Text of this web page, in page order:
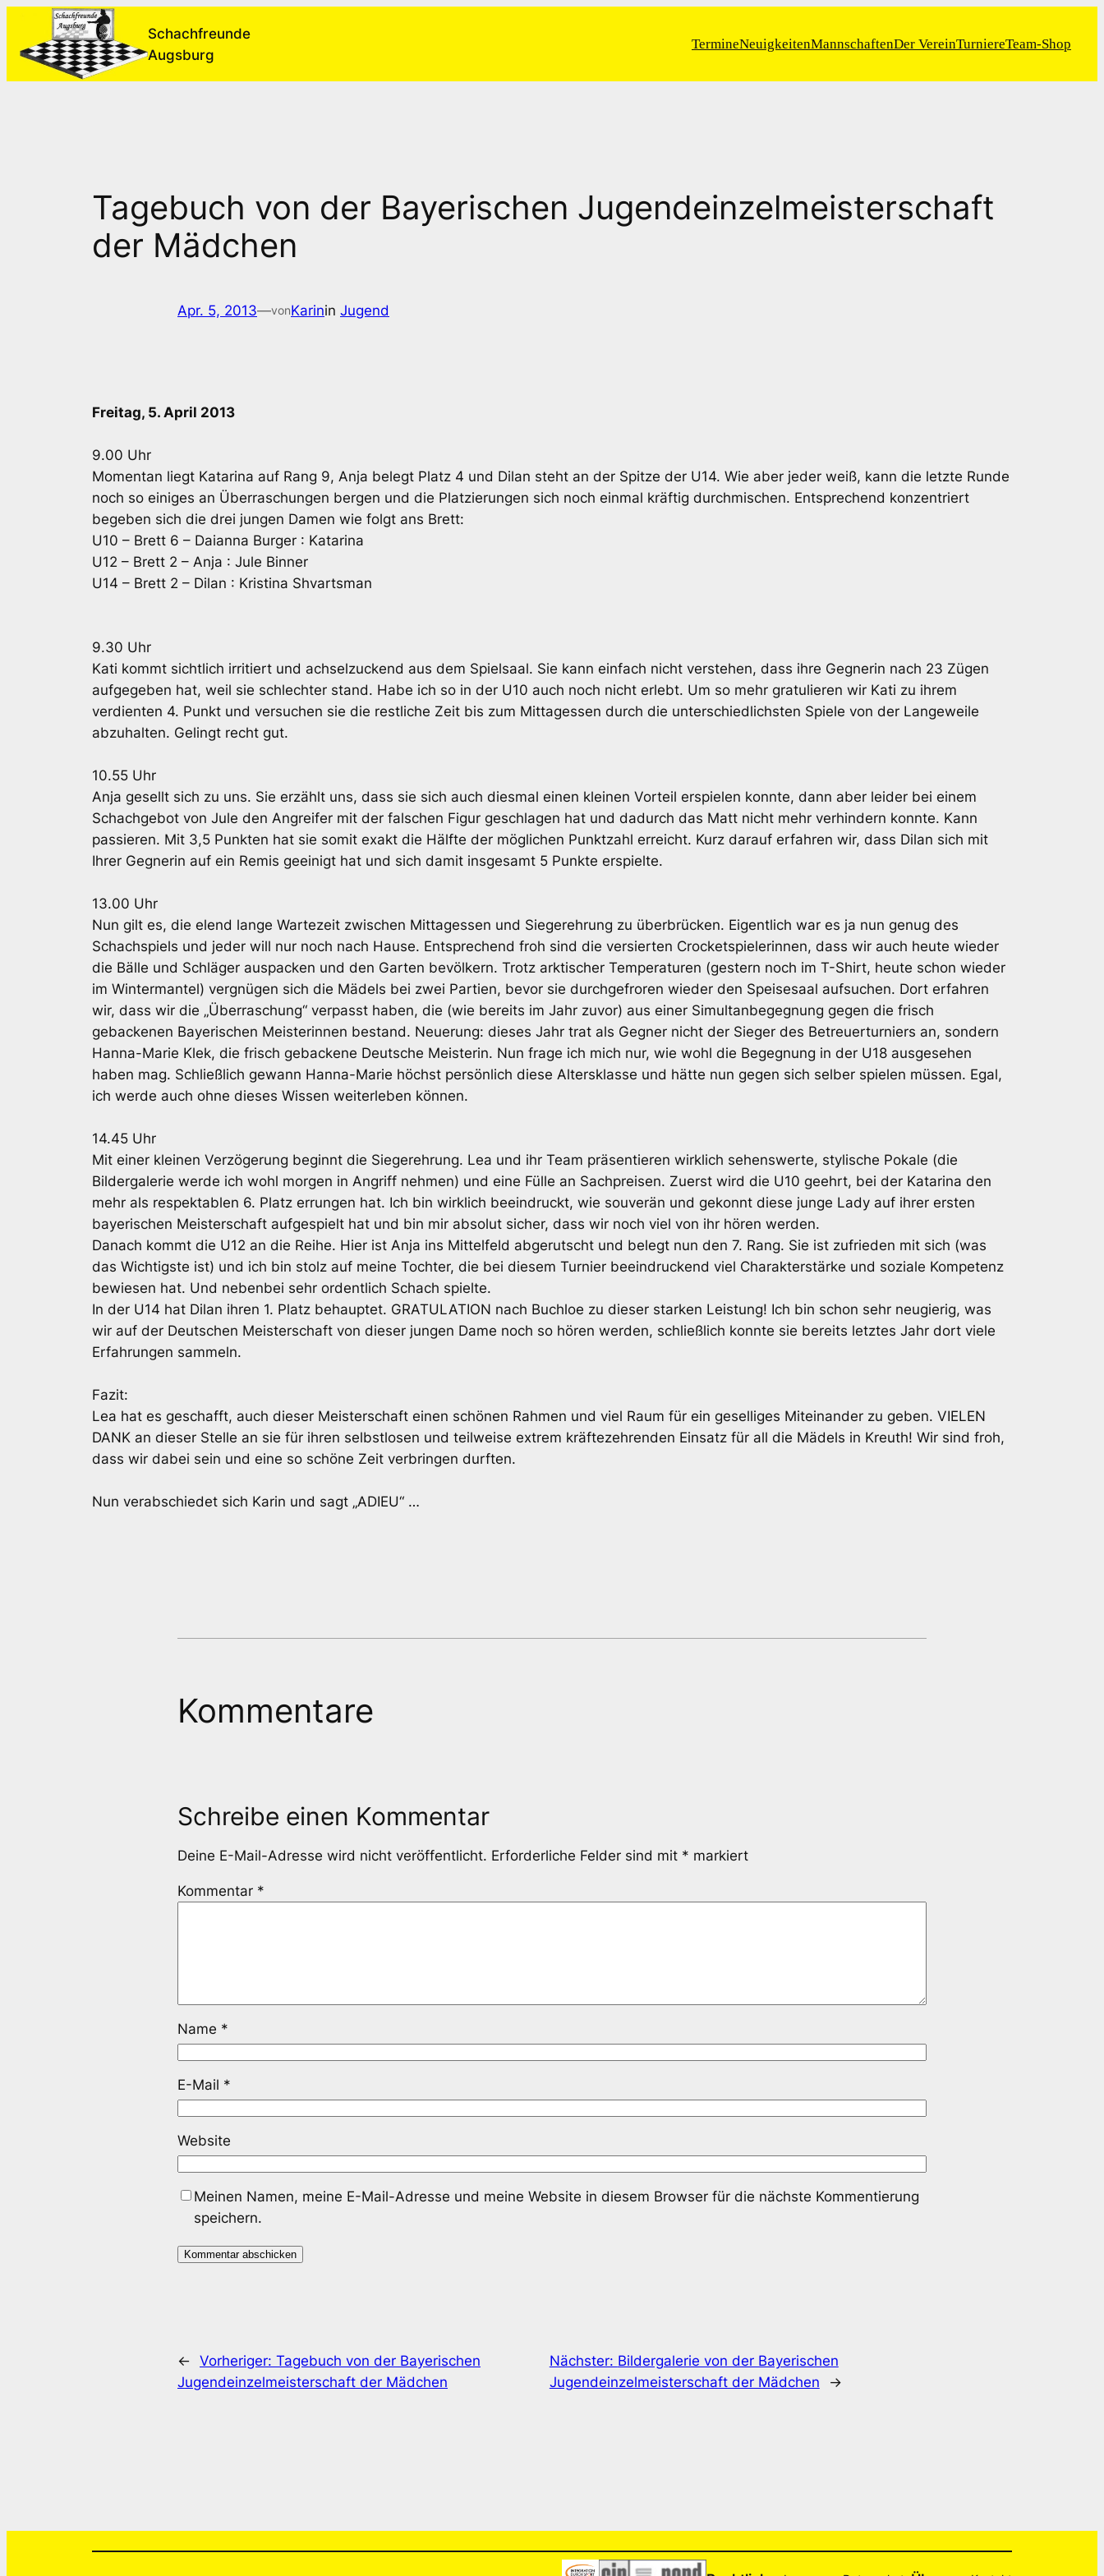
springen
Schachfreunde
Augsburg
TermineNeuigkeitenMannschaftenDer VereinTurniereTeam-Shop
Tagebuch von der Bayerischen Jugendeinzelmeisterschaft
der Mädchen
Apr. 5, 2013—vonKarinin Jugend
Freitag, 5. April 2013
9.00 Uhr
Momentan liegt Katarina auf Rang 9, Anja belegt Platz 4 und Dilan steht an der Spitze der U14. Wie aber jeder weiß, kann die letzte Runde
noch so einiges an Überraschungen bergen und die Platzierungen sich noch einmal kräftig durchmischen. Entsprechend konzentriert
begeben sich die drei jungen Damen wie folgt ans Brett:
U10 – Brett 6 – Daianna Burger : Katarina
U12 – Brett 2 – Anja : Jule Binner
U14 – Brett 2 – Dilan : Kristina Shvartsman
9.30 Uhr
Kati kommt sichtlich irritiert und achselzuckend aus dem Spielsaal. Sie kann einfach nicht verstehen, dass ihre Gegnerin nach 23 Zügen
aufgegeben hat, weil sie schlechter stand. Habe ich so in der U10 auch noch nicht erlebt. Um so mehr gratulieren wir Kati zu ihrem
verdienten 4. Punkt und versuchen sie die restliche Zeit bis zum Mittagessen durch die unterschiedlichsten Spiele von der Langeweile
abzuhalten. Gelingt recht gut.
10.55 Uhr
Anja gesellt sich zu uns. Sie erzählt uns, dass sie sich auch diesmal einen kleinen Vorteil erspielen konnte, dann aber leider bei einem
Schachgebot von Jule den Angreifer mit der falschen Figur geschlagen hat und dadurch das Matt nicht mehr verhindern konnte. Kann
passieren. Mit 3,5 Punkten hat sie somit exakt die Hälfte der möglichen Punktzahl erreicht. Kurz darauf erfahren wir, dass Dilan sich mit
Ihrer Gegnerin auf ein Remis geeinigt hat und sich damit insgesamt 5 Punkte erspielte.
13.00 Uhr
Nun gilt es, die elend lange Wartezeit zwischen Mittagessen und Siegerehrung zu überbrücken. Eigentlich war es ja nun genug des
Schachspiels und jeder will nur noch nach Hause. Entsprechend froh sind die versierten Crocketspielerinnen, dass wir auch heute wieder
die Bälle und Schläger auspacken und den Garten bevölkern. Trotz arktischer Temperaturen (gestern noch im T-Shirt, heute schon wieder
im Wintermantel) vergnügen sich die Mädels bei zwei Partien, bevor sie durchgefroren wieder den Speisesaal aufsuchen. Dort erfahren
wir, dass wir die „Überraschung“ verpasst haben, die (wie bereits im Jahr zuvor) aus einer Simultanbegegnung gegen die frisch
gebackenen Bayerischen Meisterinnen bestand. Neuerung: dieses Jahr trat als Gegner nicht der Sieger des Betreuerturniers an, sondern
Hanna-Marie Klek, die frisch gebackene Deutsche Meisterin. Nun frage ich mich nur, wie wohl die Begegnung in der U18 ausgesehen
haben mag. Schließlich gewann Hanna-Marie höchst persönlich diese Altersklasse und hätte nun gegen sich selber spielen müssen. Egal,
ich werde auch ohne dieses Wissen weiterleben können.
14.45 Uhr
Mit einer kleinen Verzögerung beginnt die Siegerehrung. Lea und ihr Team präsentieren wirklich sehenswerte, stylische Pokale (die
Bildergalerie werde ich wohl morgen in Angriff nehmen) und eine Fülle an Sachpreisen. Zuerst wird die U10 geehrt, bei der Katarina den
mehr als respektablen 6. Platz errungen hat. Ich bin wirklich beeindruckt, wie souverän und gekonnt diese junge Lady auf ihrer ersten
bayerischen Meisterschaft aufgespielt hat und bin mir absolut sicher, dass wir noch viel von ihr hören werden.
Danach kommt die U12 an die Reihe. Hier ist Anja ins Mittelfeld abgerutscht und belegt nun den 7. Rang. Sie ist zufrieden mit sich (was
das Wichtigste ist) und ich bin stolz auf meine Tochter, die bei diesem Turnier beeindruckend viel Charakterstärke und soziale Kompetenz
bewiesen hat. Und nebenbei sehr ordentlich Schach spielte.
In der U14 hat Dilan ihren 1. Platz behauptet. GRATULATION nach Buchloe zu dieser starken Leistung! Ich bin schon sehr neugierig, was
wir auf der Deutschen Meisterschaft von dieser jungen Dame noch so hören werden, schließlich konnte sie bereits letztes Jahr dort viele
Erfahrungen sammeln.
Fazit:
Lea hat es geschafft, auch dieser Meisterschaft einen schönen Rahmen und viel Raum für ein geselliges Miteinander zu geben. VIELEN
DANK an dieser Stelle an sie für ihren selbstlosen und teilweise extrem kräftezehrenden Einsatz für all die Mädels in Kreuth! Wir sind froh,
dass wir dabei sein und eine so schöne Zeit verbringen durften.
Nun verabschiedet sich Karin und sagt „ADIEU“ …
Kommentare
Schreibe einen Kommentar
Deine E-Mail-Adresse wird nicht veröffentlicht. Erforderliche Felder sind mit * markiert
Kommentar *
Name *
E-Mail *
Website
Meinen Namen, meine E-Mail-Adresse und meine Website in diesem Browser für die nächste Kommentierung
speichern.
← Vorheriger: Tagebuch von der Bayerischen
Jugendeinzelmeisterschaft der Mädchen
Nächster: Bildergalerie von der Bayerischen
Jugendeinzelmeisterschaft der Mädchen
→